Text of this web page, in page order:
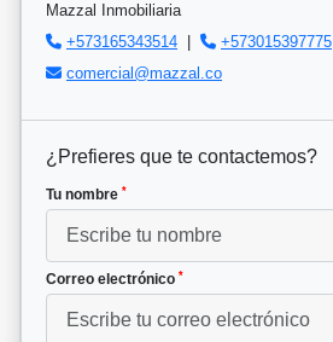
Mazzal Inmobiliaria
+573165343514
+573015397775
comercial@mazzal.co
¿Prefieres que te contactemos?
Tu nombre *
Correo electrónico *